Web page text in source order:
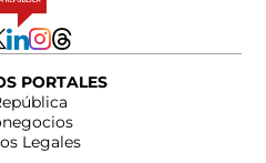
PORTALES
Legales